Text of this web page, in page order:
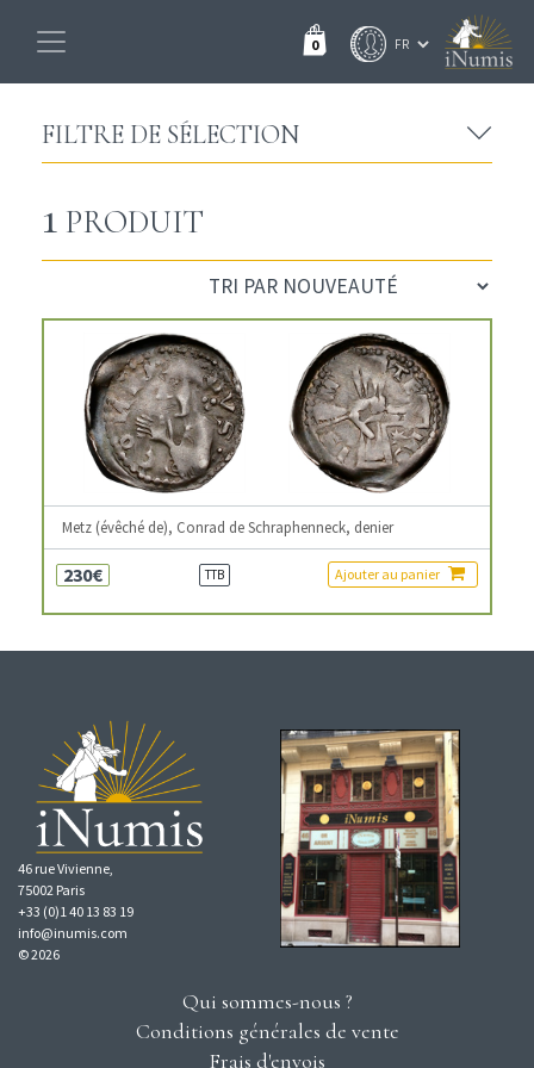
0
FILTRE DE SÉLECTION
1 PRODUIT
Metz (évêché de), Conrad de Schraphenneck, denier
230€ TTB Ajouter au panier
46 rue Vivienne,
75002 Paris
+33 (0)1 40 13 83 19
info@inumis.com
© 2026
Qui sommes-nous ?
Conditions générales de vente
Frais d'envois